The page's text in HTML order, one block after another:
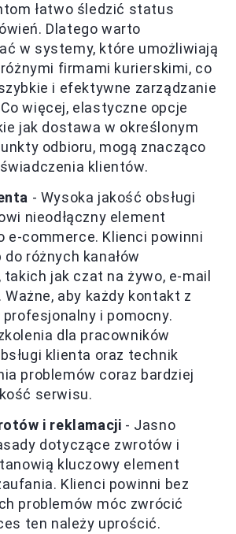
łatwo śledzić status
Dlatego warto
w systemy, które umożliwiają
firmami kurierskimi, co
i efektywne zarządzanie
więcej, elastyczne opcje
jak dostawa w określonym
odbioru, mogą znacząco
klientów.
- Wysoka jakość obsługi
nieodłączny element
e-commerce. Klienci powinni
różnych kanałów
takich jak czat na żywo, e-mail
aby każdy kontakt z
profesjonalny i pomocny.
dla pracowników
klienta oraz technik
problemów coraz bardziej
serwisu.
i reklamacji - Jasno
dotyczące zwrotów i
kluczowy element
Klienci powinni bez
problemów móc zwrócić
ten należy uprościć.